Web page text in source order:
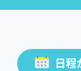
日程